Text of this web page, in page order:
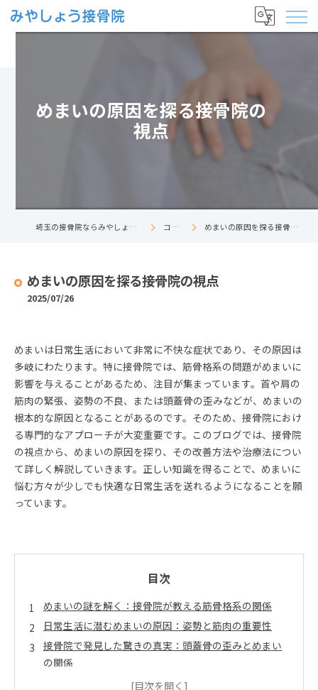
めまいの原因を探る接骨院の
視点
埼玉の接骨院ならみやしょう接骨院 コラム めまいの原因を探る接骨院の視点
めまいの原因を探る接骨院の視点
2025/07/26
めまいは日常生活において非常に不快な症状であり、その原因は
多岐にわたります。特に接骨院では、筋骨格系の問題がめまいに
影響を与えることがあるため、注目が集まっています。首や肩の
筋肉の緊張、姿勢の不良、または頭蓋骨の歪みなどが、めまいの
根本的な原因となることがあるのです。そのため、接骨院におけ
る専門的なアプローチが大変重要です。このブログでは、接骨院
の視点から、めまいの原因を探り、その改善方法や治療法につい
て詳しく解説していきます。正しい知識を得ることで、めまいに
悩む方々が少しでも快適な日常生活を送れるようになることを願
っています。
目次
めまいの謎を解く：接骨院が教える筋骨格系の関係
日常生活に潜むめまいの原因：姿勢と筋肉の重要性
接骨院で発見した驚きの真実：頭蓋骨の歪みとめまい
の関係
治療の視点から見るめまい：専門家が導く改善法